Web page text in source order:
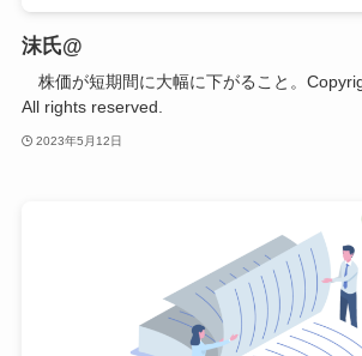
沫氏@
株価が短期間に大幅に下がること。
All rights reserved.
2023年5月12日